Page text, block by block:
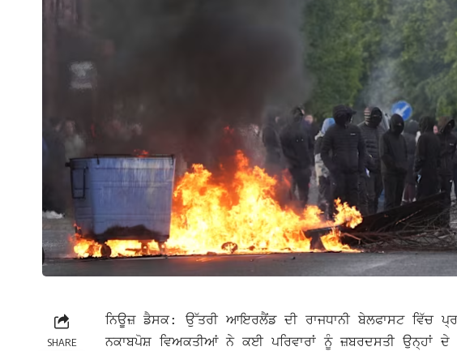
SHARE
ਨਿਊਜ਼ ਡੈਸਕ: ਉੱਤਰੀ ਆਇਰਲੈਂਡ ਦੀ ਰਾਜਧਾਨੀ ਬੇਲਫਾਸਟ ਵਿੱਚ
ਨਕਾਬਪੋਸ਼ ਵਿਅਕਤੀਆਂ ਨੇ ਕਈ ਪਰਿਵਾਰਾਂ ਨੂੰ ਜ਼ਬਰਦਸਤੀ ਉਨ੍ਹਾਂ